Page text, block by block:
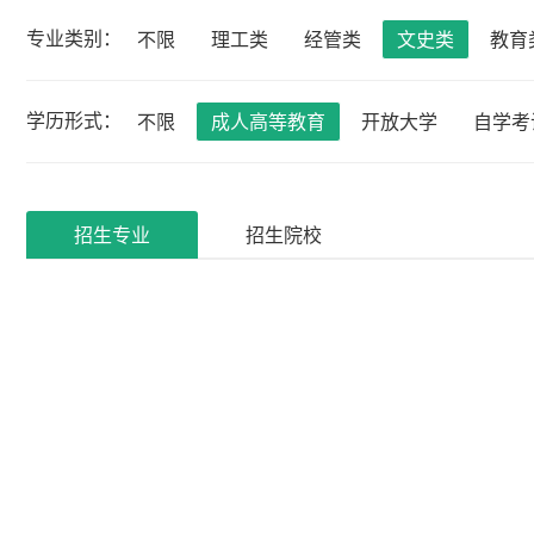
专业类别： 不限 理工类 经管类 文史类 教育
学历形式： 不限 成人高等教育 开放大学 自学
招生专业 招生院校